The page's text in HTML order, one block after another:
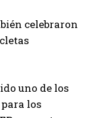
celebraron
uno de los
los